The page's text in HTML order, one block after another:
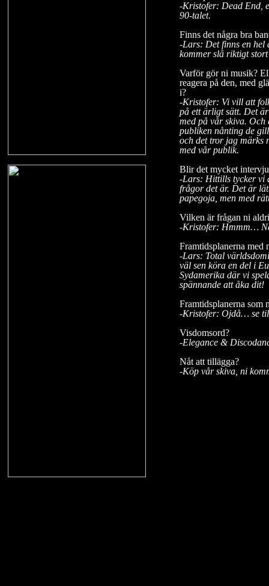
-Kristofer: Dead End,
90-talet.
Finns det några bra
-Lars: Det finns en hel
kommer slå riktigt
Varför gör ni musik?
reagera på den, med
i?
-Kristofer: Vi vill att
på ett ärligt sätt. Det
med på vår skiva.
publiken nånting de
och det tror jag märks
med vår publik.
Blir det mycket
-Lars: Hittills tycker vi
frågor det är. Det är
papegoja, men med
Vilken är frågan ni
-Kristofer: Hmmm…
Framtidsplanerna med
-Lars: Total
väl sen köra en del i
Sydamerika där vi
spännande att åka dit!
Framtidsplanerna som
-Kristofer: Ojdå… se
Visdomsord?
-Elegance &
Nåt att tillägga?
-Köp vår skiva, ni